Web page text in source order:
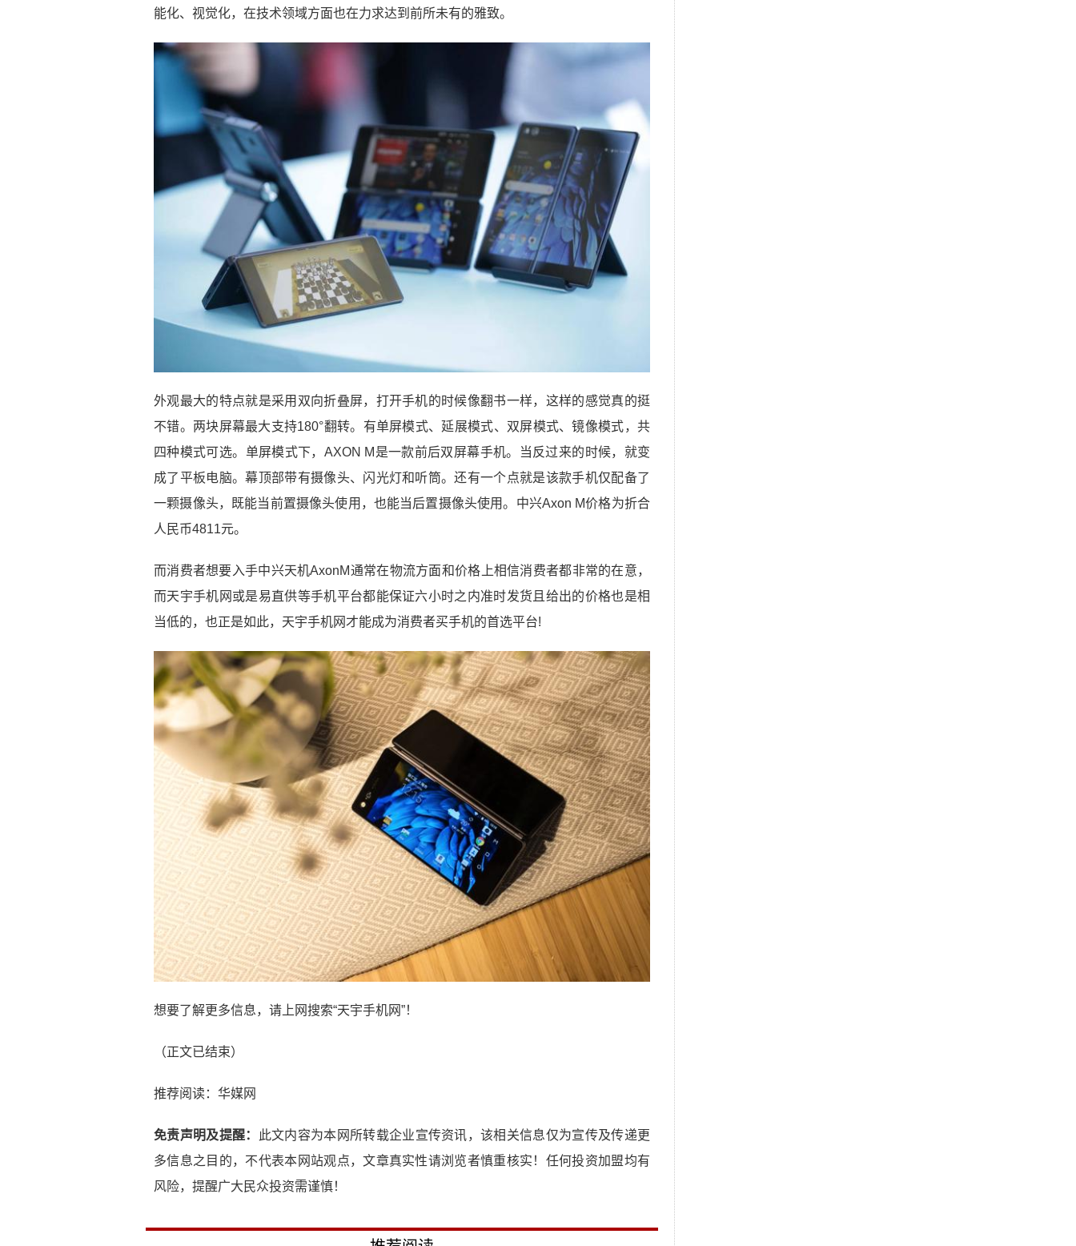
能化、视觉化，在技术领域方面也在力求达到前所未有的雅致。
外观最大的特点就是采用双向折叠屏，打开手机的时候像翻书一样，这样的感觉真的挺
不错。两块屏幕最大支持180°翻转。有单屏模式、延展模式、双屏模式、镜像模式，共
四种模式可选。单屏模式下，AXON M是一款前后双屏幕手机。当反过来的时候，就变
成了平板电脑。幕顶部带有摄像头、闪光灯和听筒。还有一个点就是该款手机仅配备了
一颗摄像头，既能当前置摄像头使用，也能当后置摄像头使用。中兴Axon M价格为折合
人民币4811元。
而消费者想要入手中兴天机AxonM通常在物流方面和价格上相信消费者都非常的在意，
而天宇手机网或是易直供等手机平台都能保证六小时之内准时发货且给出的价格也是相
当低的，也正是如此，天宇手机网才能成为消费者买手机的首选平台!
想要了解更多信息，请上网搜索“天宇手机网”！
（正文已结束）
推荐阅读： 华媒网
免责声明及提醒：
此文内容为本网所转载企业宣传资讯，该相关信息仅为宣传及传递更
多信息之目的，不代表本网站观点，文章真实性请浏览者慎重核实！任何投资加盟均有
风险，提醒广大民众投资需谨慎！